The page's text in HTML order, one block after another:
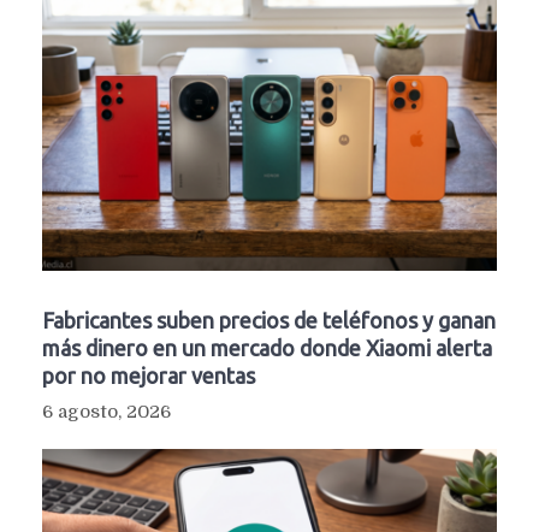
Fabricantes suben precios de teléfonos y ganan
más dinero en un mercado donde Xiaomi alerta
por no mejorar ventas
6 agosto, 2026